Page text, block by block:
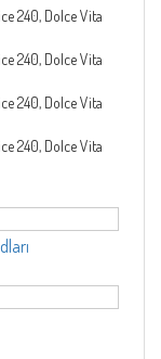
240, Dolce Vita
240, Dolce Vita
240, Dolce Vita
240, Dolce Vita